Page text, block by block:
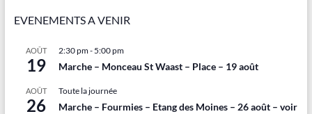
EVENEMENTS A VENIR
AOÛT
19
2:30 pm- 5:00 pm
Marche – Monceau St Waast – Place – 19 août
AOÛT
26
Toute la journée
Marche – Fourmies – Etang des Moines – 26 août – voir